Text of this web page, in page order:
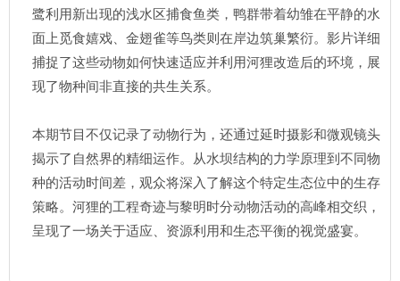
鹭利用新出现的浅水区捕食鱼类，鸭群带着幼雏在平静的水
面上觅食嬉戏、金翅雀等鸟类则在岸边筑巢繁衍。影片详细
捕捉了这些动物如何快速适应并利用河狸改造后的环境，展
现了物种间非直接的共生关系。
本期节目不仅记录了动物行为，还通过延时摄影和微观镜头
揭示了自然界的精细运作。从水坝结构的力学原理到不同物
种的活动时间差，观众将深入了解这个特定生态位中的生存
策略。河狸的工程奇迹与黎明时分动物活动的高峰相交织，
呈现了一场关于适应、资源利用和生态平衡的视觉盛宴。